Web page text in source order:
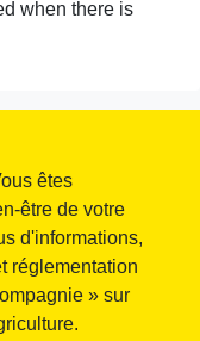
when there is
êtes
être de votre
d'informations,
réglementation
» sur